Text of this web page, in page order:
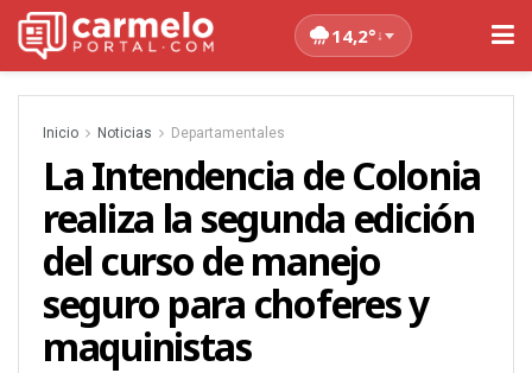
14,2°↓
Inicio Noticias Departamentales
La Intendencia de Colonia
realiza la segunda edición
del curso de manejo
seguro para choferes y
maquinistas